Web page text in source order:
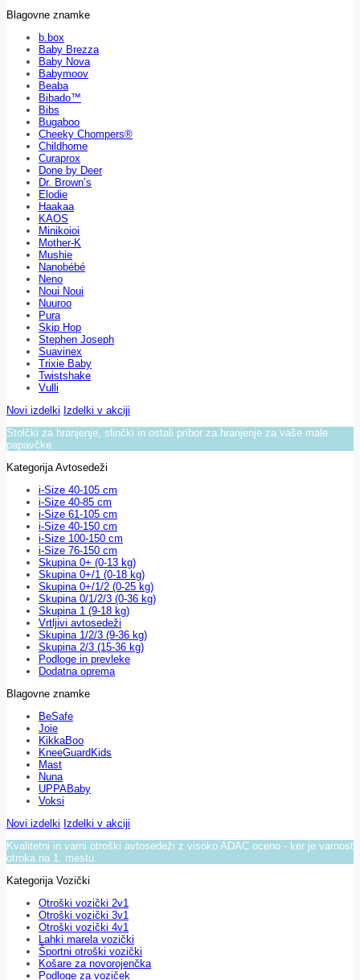
Blagovne znamke
b.box
Baby Brezza
Baby Nova
Babymoov
Beaba
Bibado™
Bibs
Bugaboo
Cheeky Chompers®
Childhome
Curaprox
Done by Deer
Dr. Brown’s
Elodie
Haakaa
KAOS
Minikoioi
Mother-K
Mushie
Nanobébé
Neno
Noui Noui
Nuuroo
Pura
Skip Hop
Stephen Joseph
Suavinex
Trixie Baby
Twistshake
Vulli
Novi izdelki Izdelki v akciji
Stolčki za hranjenje, slinčki in ostali pribor za hranjenje za vaše male
papavčke.
Kategorija Avtosedeži
i-Size 40-105 cm
i-Size 40-85 cm
i-Size 61-105 cm
i-Size 40-150 cm
i-Size 100-150 cm
i-Size 76-150 cm
Skupina 0+ (0-13 kg)
Skupina 0+/1 (0-18 kg)
Skupina 0+/1/2 (0-25 kg)
Skupina 0/1/2/3 (0-36 kg)
Skupina 1 (9-18 kg)
Vrtljivi avtosedeži
Skupina 1/2/3 (9-36 kg)
Skupina 2/3 (15-36 kg)
Podloge in prevleke
Dodatna oprema
Blagovne znamke
BeSafe
Joie
KikkaBoo
KneeGuardKids
Mast
Nuna
UPPABaby
Voksi
Novi izdelki Izdelki v akciji
Kvalitetni in varni otroški avtosedeži z visoko ADAC oceno - ker je varnost
otroka na 1. mestu.
Kategorija Vozički
Otroški vozički 2v1
Otroški vozički 3v1
Otroški vozički 4v1
Lahki marela vozički
Športni otroški vozički
Košare za novorojenčka
Podloge za voziček